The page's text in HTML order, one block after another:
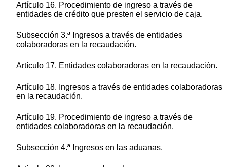
Artículo 16. Procedimiento de ingreso a través de
entidades de crédito que presten el servicio de caja.
Subsección 3.ª Ingresos a través de entidades
colaboradoras en la recaudación.
Artículo 17. Entidades colaboradoras en la recaudación.
Artículo 18. Ingresos a través de entidades colaboradoras
en la recaudación.
Artículo 19. Procedimiento de ingreso a través de
entidades colaboradoras en la recaudación.
Subsección 4.ª Ingresos en las aduanas.